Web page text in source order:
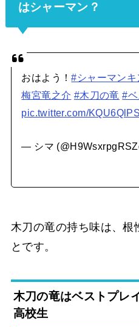
はシャーマン？
おはよう！#シャーマンキ
梅宮竜之介 #木刀の竜 #
pic.twitter.com/
— シマ
木刀の竜の持ち味は、根
とです。
木刀の竜はベストプレ
高校生